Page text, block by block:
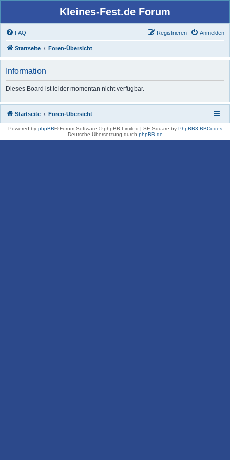
Kleines-Fest.de Forum
FAQ Anmelden
Registrieren
Startseite Foren-Übersicht
Information
Dieses Board ist leider momentan nicht verfügbar.
Startseite Foren-Übersicht
Powered by phpBB® Forum Software © phpBB Limited | SE Square by PhpBB3 BBCodes
Deutsche Übersetzung durch phpBB.de